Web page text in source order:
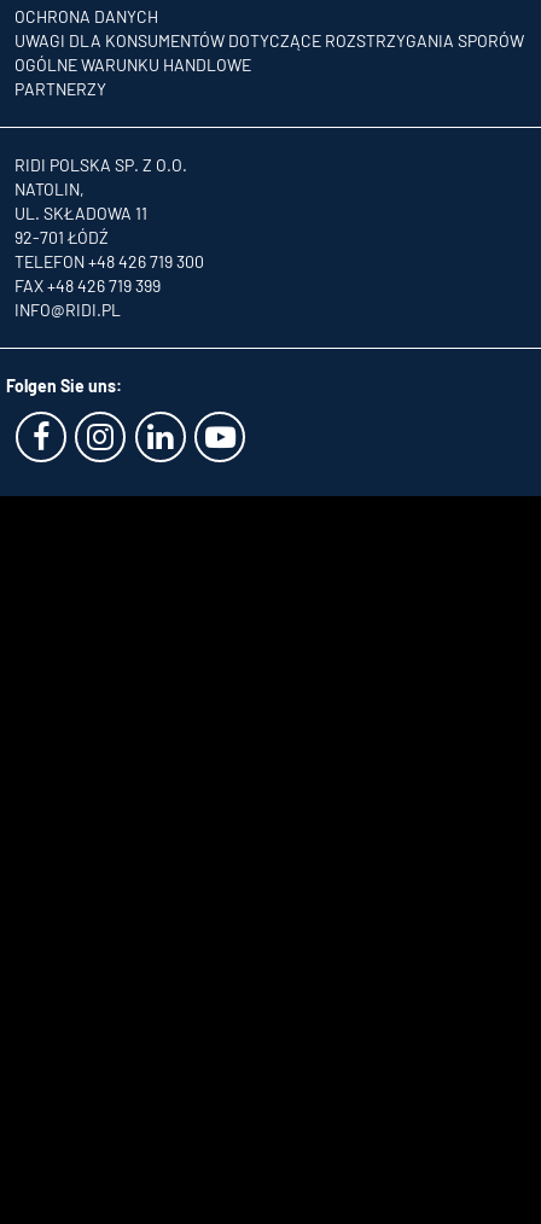
OCHRONA DANYCH
UWAGI DLA KONSUMENTÓW DOTYCZĄCE ROZSTRZYGANIA SPORÓW
OGÓLNE WARUNKU HANDLOWE
PARTNERZY
RIDI POLSKA SP. Z O.O.
NATOLIN,
UL. SKŁADOWA 11
92-701 ŁÓDŹ
TELEFON +48 426 719 300
FAX +48 426 719 399
INFO@RIDI.PL
Folgen Sie uns: